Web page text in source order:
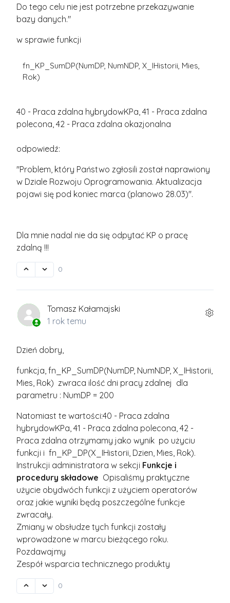
Do tego celu nie jest potrzebne przekazywanie
bazy danych."
w sprawie funkcji
fn_KP_SumDP(NumDP, NumNDP, X_IHistorii, Mies,
Rok)
40 - Praca zdalna hybrydowKPa, 41 - Praca zdalna
polecona, 42 - Praca zdalna okazjonalna
odpowiedź:
"Problem, który Państwo zgłosili został naprawiony
w Dziale Rozwoju Oprogramowania. Aktualizacja
pojawi się pod koniec marca (planowo 28.03)".
Dla mnie nadal nie da się odpytać KP o pracę
zdalną !!!
0
Tomasz Kałamajski
1 rok temu
Dzień dobry,
funkcja, fn_KP_SumDP(NumDP, NumNDP, X_IHistorii,
Mies, Rok) zwraca ilość dni pracy zdalnej dla
parametru : NumDP = 200
Natomiast te wartości:40 - Praca zdalna
hybrydowKPa, 41 - Praca zdalna polecona, 42 -
Praca zdalna otrzymamy jako wynik po użyciu
funkcji i fn_KP_DP(X_IHistorii, Dzien, Mies, Rok).
Instrukcji administratora w sekcji Funkcje i
procedury składowe Opisaliśmy praktyczne
użycie obydwóch funkcji z użyciem operatorów
oraz jakie wyniki będą poszczególne funkcje
zwracały.
Zmiany w obsłudze tych funkcji zostały
wprowadzone w marcu bieżącego roku.
Pozdawajmy
Zespół wsparcia technicznego produkty
0